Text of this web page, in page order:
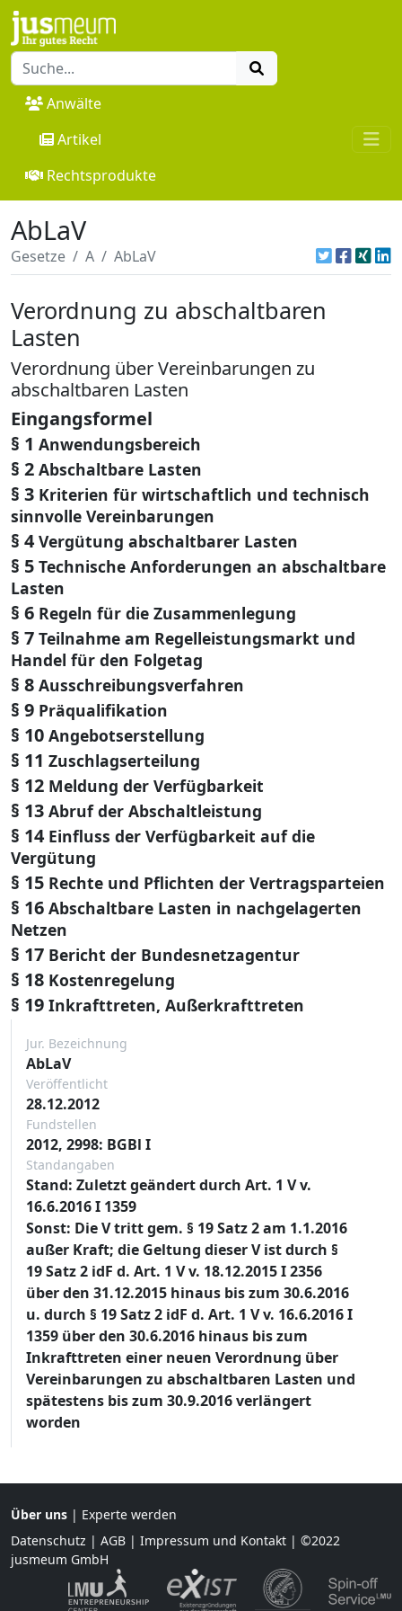
Anwälte
Artikel
Rechtsprodukte
AbLaV
Gesetze A AbLaV
Verordnung zu abschaltbaren
Lasten
Verordnung über Vereinbarungen zu
abschaltbaren Lasten
Eingangsformel
§ 1 Anwendungsbereich
§ 2 Abschaltbare Lasten
§ 3 Kriterien für wirtschaftlich und technisch
sinnvolle Vereinbarungen
§ 4 Vergütung abschaltbarer Lasten
§ 5 Technische Anforderungen an abschaltbare
Lasten
§ 6 Regeln für die Zusammenlegung
§ 7 Teilnahme am Regelleistungsmarkt und
Handel für den Folgetag
§ 8 Ausschreibungsverfahren
§ 9 Präqualifikation
§ 10 Angebotserstellung
§ 11 Zuschlagserteilung
§ 12 Meldung der Verfügbarkeit
§ 13 Abruf der Abschaltleistung
§ 14 Einfluss der Verfügbarkeit auf die
Vergütung
§ 15 Rechte und Pflichten der Vertragsparteien
§ 16 Abschaltbare Lasten in nachgelagerten
Netzen
§ 17 Bericht der Bundesnetzagentur
§ 18 Kostenregelung
§ 19 Inkrafttreten, Außerkrafttreten
Jur. Bezeichnung
AbLaV
Veröffentlicht
28.12.2012
Fundstellen
2012, 2998: BGBl I
Standangaben
Stand: Zuletzt geändert durch Art. 1 V v.
16.6.2016 I 1359
Sonst: Die V tritt gem. § 19 Satz 2 am 1.1.2016
außer Kraft; die Geltung dieser V ist durch §
19 Satz 2 idF d. Art. 1 V v. 18.12.2015 I 2356
über den 31.12.2015 hinaus bis zum 30.6.2016
u. durch § 19 Satz 2 idF d. Art. 1 V v. 16.6.2016 I
1359 über den 30.6.2016 hinaus bis zum
Inkrafttreten einer neuen Verordnung über
Vereinbarungen zu abschaltbaren Lasten und
spätestens bis zum 30.9.2016 verlängert
worden
Über uns | Experte werden
Datenschutz | AGB | Impressum und Kontakt | ©2022
jusmeum GmbH